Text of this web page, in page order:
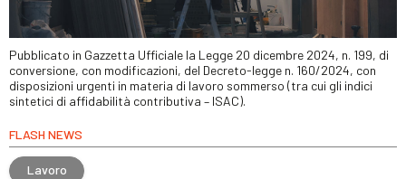
Pubblicato in Gazzetta Ufficiale la Legge 20 dicembre 2024, n. 199, di
conversione, con modificazioni, del Decreto-legge n. 160/2024, con
disposizioni urgenti in materia di lavoro sommerso (tra cui gli indici
sintetici di affidabilità contributiva – ISAC).
FLASH NEWS
Lavoro